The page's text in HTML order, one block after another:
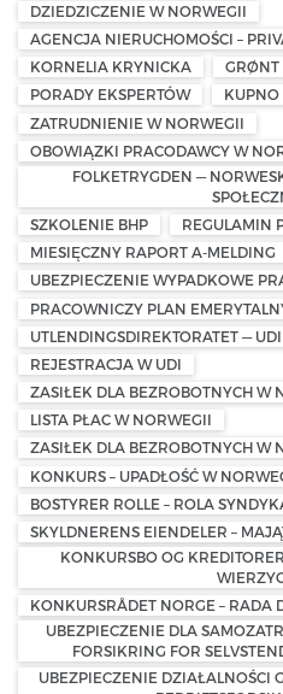
DZIEDZICZENIE W NORWEGII
AGENCJA NIERUCHOMOŚCI –
KORNELIA KRYNICKA
GRØNT
PORADY EKSPERTÓW
KUPNO
ZATRUDNIENIE W NORWEGII
OBOWIĄZKI PRACODAWCY W
FOLKETRYGDEN —
SZKOLENIE BHP
REGULAMIN
MIESIĘCZNY RAPORT A-MELDING
UBEZPIECZENIE WYPADKOWE
PRACOWNICZY PLAN
UTLENDINGSDIREKTORATET — UDI
REJESTRACJA W UDI
ZASIŁEK DLA BEZROBOTNYCH W
LISTA PŁAC W NORWEGII
ZASIŁEK DLA BEZROBOTNYCH W
KONKURS – UPADŁOŚĆ W
BOSTYRER ROLLE – ROLA
SKYLDNERENS EIENDELER –
KONKURSBO OG
KONKURSRÅDET NORGE – RADA
UBEZPIECZENIE DLA
FORSIKRING FOR
UBEZPIECZENIE DZIAŁALNOŚCI